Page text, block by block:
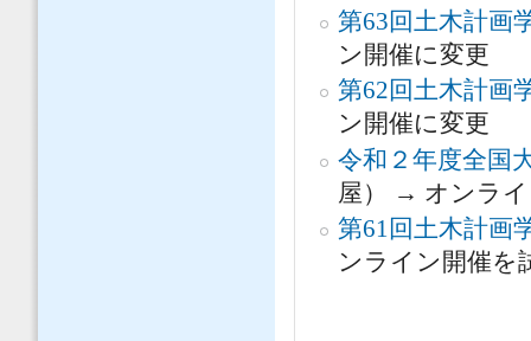
第63回土木計画
ン開催に変更
第62回土木計画
ン開催に変更
令和２年度全国
屋） → オンラ
第61回土木計画
ンライン開催を